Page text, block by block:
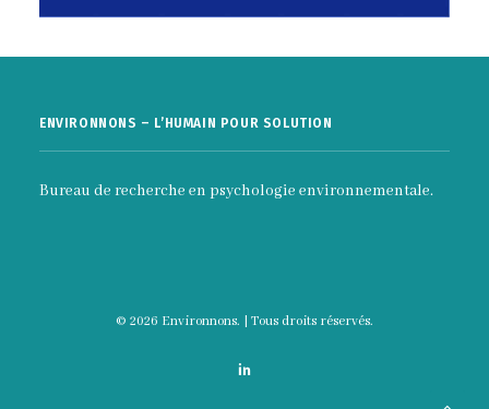
ENVIRONNONS – L’HUMAIN POUR SOLUTION
Bureau de recherche en psychologie environnementale.
© 2026 Environnons. | Tous droits réservés.